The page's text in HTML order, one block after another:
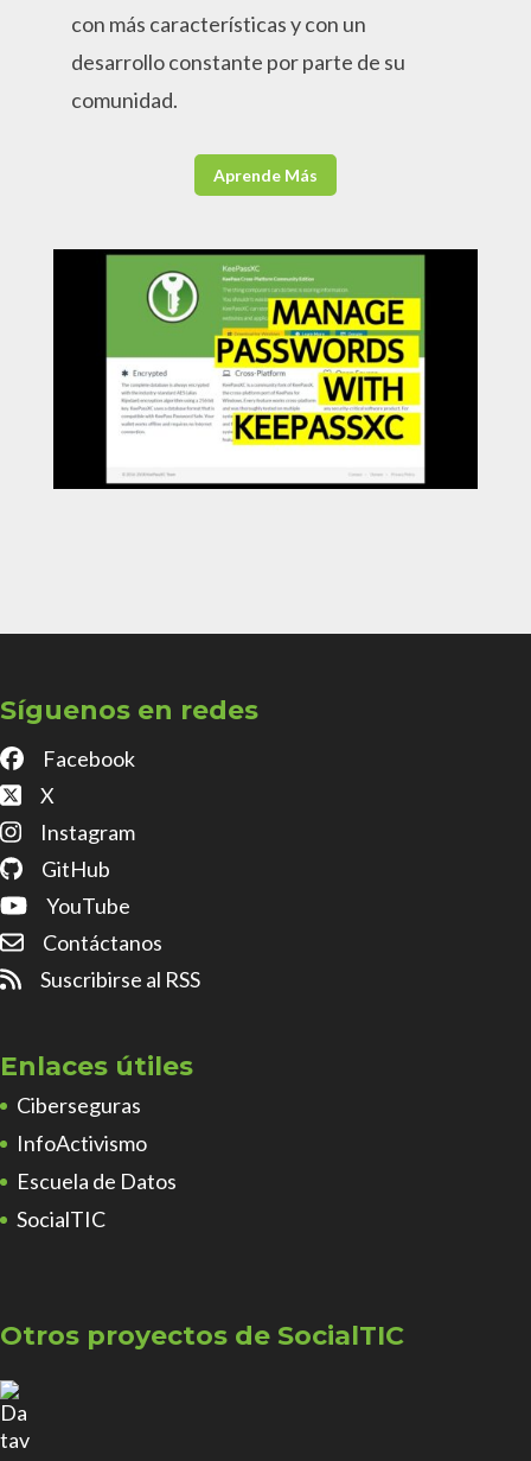
con más características y con un
desarrollo constante por parte de su
comunidad.
Aprende Más
Síguenos en redes
Facebook
X
Instagram
GitHub
YouTube
Contáctanos
Suscribirse al RSS
Enlaces útiles
Ciberseguras
InfoActivismo
Escuela de Datos
SocialTIC
Otros proyectos de SocialTIC